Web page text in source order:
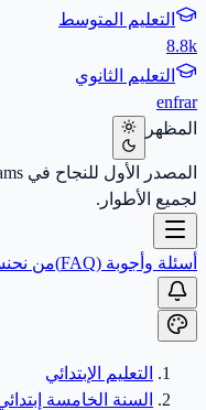
التعليم المتوسط
8.8k
التعليم الثانوي
enfrar
المظهر
لجميع الأطوار.
أسئلة وأجوبة (FAQ) من نحن
التعليم الإبتدائي
السنة الخامسة